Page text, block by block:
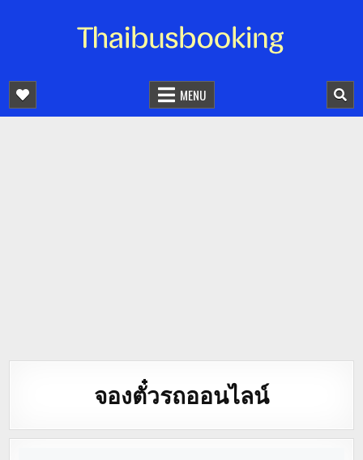
จองตั๋วรถออนไลน์ 24 ชั่วโมง
MENU
จองตั๋วรถออนไลน์